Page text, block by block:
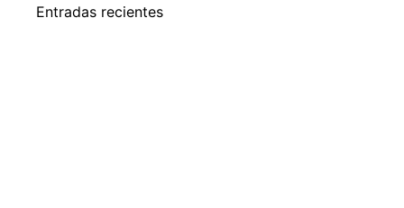
Entradas recientes